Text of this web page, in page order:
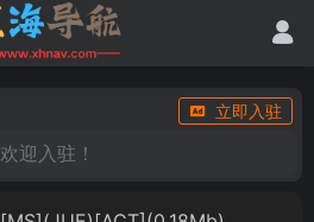
立即入驻
欢迎入驻！